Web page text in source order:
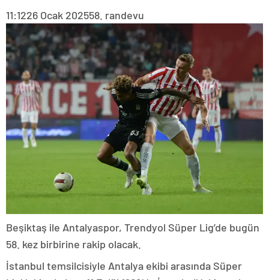
11:1226 Ocak 202558. randevu
Beşiktaş ile Antalyaspor, Trendyol Süper Lig’de bugün
58. kez birbirine rakip olacak.
İstanbul temsilcisiyle Antalya ekibi arasında Süper